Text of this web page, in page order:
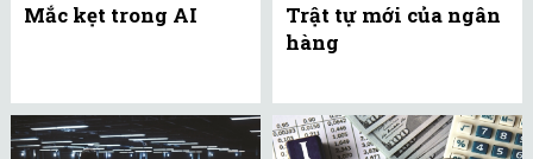
Mắc kẹt trong AI
Trật tự mới của ngân
hàng